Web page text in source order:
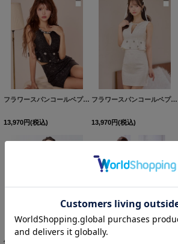
フラワースパンコールペプラムセットアップタイトミニドレス/キャバドレス【XS-Lサイズ/2カラー】[OF03] 【YN】dzw
13,970円(税込)
フラワースパンコールペプラムセットアップタイトミニドレス/キャバドレス【XS-Lサイズ/2カラー】[OF03] 【YN】dzw
13,970円(税込)